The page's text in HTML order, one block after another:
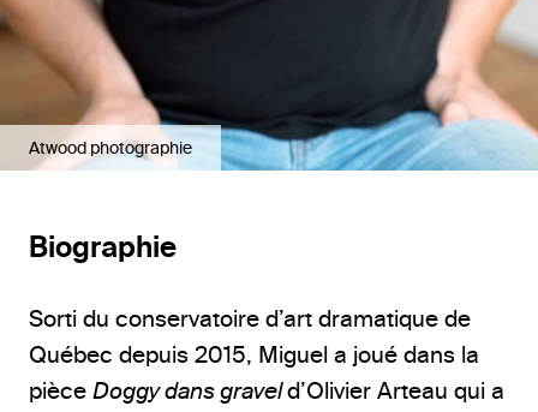
Atwood photographie
Biographie
Sorti du conservatoire d’art dramatique de
Québec depuis 2015, Miguel a joué dans la
pièce Doggy dans graveld’Olivier Arteau qui a